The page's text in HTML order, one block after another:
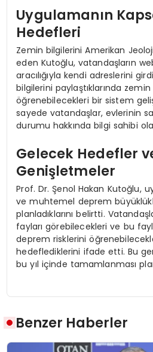
Uygulamanın
Hedefleri
Zemin bilgilerini Amerikan
eden Kutoğlu, vatandaşların
aracılığıyla kendi adreslerini
bilgilerini paylaştıklarında
öğrenebilecekleri bir sistem
sayede vatandaşlar, evlerinin
durumu hakkında bilgi sahibi
Gelecek Hedefler
Genişletmeler
Prof. Dr. Şenol Hakan Kutoğlu,
ve muhtemel deprem
planladıklarını belirtti.
fayları görebilecekleri ve bu
deprem risklerini
hedeflediklerini ifade etti. Bu
bu yıl içinde tamamlanması
Benzer Haberler